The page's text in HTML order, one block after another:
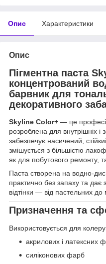
Опис Характеристики
Опис
Пігментна паста
концентрований
барвник для
декоративного
Skyline Color+ — це
розроблена для внутрішніх і
забезпечує насичений,
змішується з більшістю
як для побутового ремонту,
Паста створена на водно-
практично без запаху та дає
відтінки — від пастельних
Призначення та
Використовується для
акрилових і латексних
силіконових фарб